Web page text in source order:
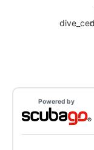
Powered by